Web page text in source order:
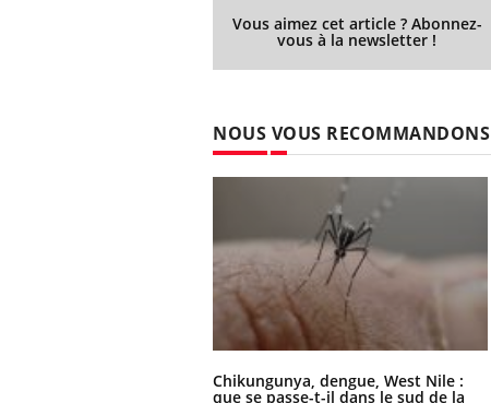
Vous aimez cet article ? Abonnez-
vous à la newsletter !
NOUS VOUS RECOMMANDONS
Chikungunya, dengue, West Nile :
que se passe-t-il dans le sud de la